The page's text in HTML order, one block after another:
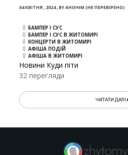
04 КВІТНЯ , 2024,BYАНОНІМ (НЕ ПЕРЕВІРЕНО)
БАМПЕР І СУС
БАМПЕР І СУС В ЖИТОМИРІ
КОНЦЕРТИ В ЖИТОМИРІ
АФІША ПОДІЙ
АФІША В ЖИТОМИРІ
Новини Куди піти
32 перегляди
ЧИТАТИ ДАЛІ